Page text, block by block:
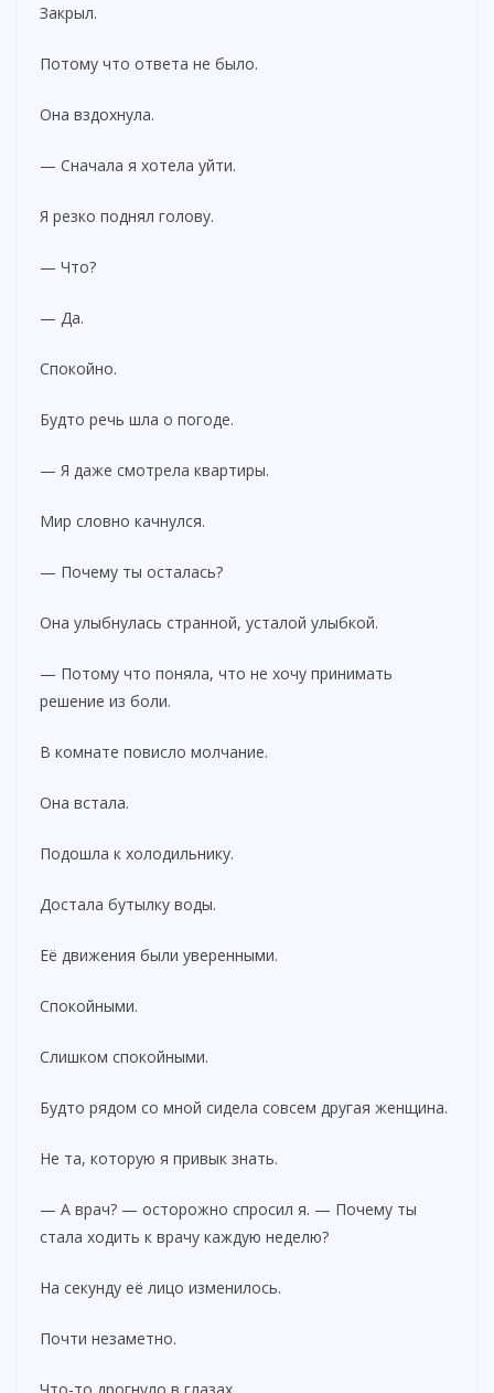
Закрыл.
Потому что ответа не было.
Она вздохнула.
— Сначала я хотела уйти.
Я резко поднял голову.
— Что?
— Да.
Спокойно.
Будто речь шла о погоде.
— Я даже смотрела квартиры.
Мир словно качнулся.
— Почему ты осталась?
Она улыбнулась странной, усталой улыбкой.
— Потому что поняла, что не хочу принимать
решение из боли.
В комнате повисло молчание.
Она встала.
Подошла к холодильнику.
Достала бутылку воды.
Её движения были уверенными.
Спокойными.
Слишком спокойными.
Будто рядом со мной сидела совсем другая женщина.
Не та, которую я привык знать.
— А врач? — осторожно спросил я. — Почему ты
стала ходить к врачу каждую неделю?
На секунду её лицо изменилось.
Почти незаметно.